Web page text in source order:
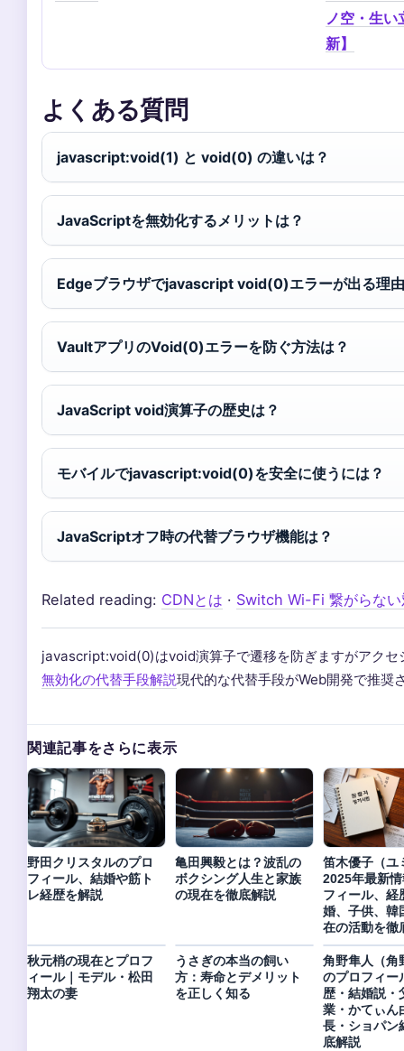
ノ空・生
新】
よくある質問
javascript:void(1) と void(0) の違いは？
JavaScriptを無効化するメリットは？
Edgeブラウザでjavascript void(0)エラーが出る理
VaultアプリのVoid(0)エラーを防ぐ方法は？
JavaScript void演算子の歴史は？
モバイルでjavascript:void(0)を安全に使うには？
JavaScriptオフ時の代替ブラウザ機能は？
Related reading: CDNとは · Switch Wi-Fi 繋がらない
javascript:void(0)はvoid演算子で遷移を防ぎますがアクセ
無効化の代替手段解説現代的な代替手段がWeb開発で推奨
関連記事をさらに表示
野田クリスタルのプロ
フィール、結婚や筋ト
レ経歴を解説
亀田興毅とは？波乱の
ボクシング人生と家族
の現在を徹底解説
笛木優子（ユ
2025年最新
フィール、経
婚、子供、韓
在の活動を徹
秋元梢の現在とプロフ
ィール｜モデル・松田
翔太の妻
うさぎの本当の飼い
方：寿命とデメリット
を正しく知る
角野隼人（角
のプロフィー
歴・結婚説・
業・かてぃん
長・ショパン
底解説